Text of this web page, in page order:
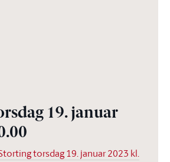
19. januar
torsdag 19. januar 2023 kl.